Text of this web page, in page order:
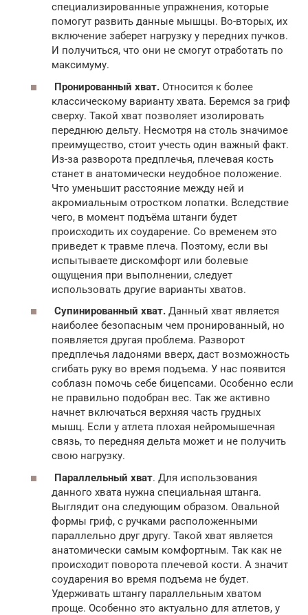
специализированные упражнения, которые
помогут развить данные мышцы. Во-вторых, их
включение заберет нагрузку у передних пучков.
И получиться, что они не смогут отработать по
максимуму.
Пронированный хват. Относится к более
классическому варианту хвата. Беремся за гриф
сверху. Такой хват позволяет изолировать
переднюю дельту. Несмотря на столь значимое
преимущество, стоит учесть один важный факт.
Из-за разворота предплечья, плечевая кость
станет в анатомически неудобное положение.
Что уменьшит расстояние между ней и
акромиальным отростком лопатки. Вследствие
чего, в момент подъёма штанги будет
происходить их соударение. Со временем это
приведет к травме плеча. Поэтому, если вы
испытываете дискомфорт или болевые
ощущения при выполнении, следует
использовать другие варианты хватов.
Супинированный хват. Данный хват является
наиболее безопасным чем пронированный, но
появляется другая проблема. Разворот
предплечья ладонями вверх, даст возможность
сгибать руку во время подъема. У нас появится
соблазн помочь себе бицепсами. Особенно если
не правильно подобран вес. Так же активно
начнет включаться верхняя часть грудных
мышц. Если у атлета плохая нейромышечная
связь, то передняя дельта может и не получить
свою нагрузку.
Параллельный хват. Для использования
данного хвата нужна специальная штанга.
Выглядит она следующим образом. Овальной
формы гриф, с ручками расположенными
параллельно друг другу. Такой хват является
анатомически самым комфортным. Так как не
происходит поворота плечевой кости. А значит
соударения во время подъема не будет.
Удерживать штангу параллельным хватом
проще. Особенно это актуально для атлетов, у